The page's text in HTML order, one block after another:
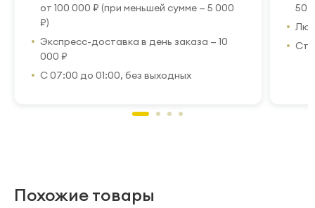
от 100 000 ₽ (при меньшей сумме — 5 000
₽)
Экспресс-доставка в день заказа — 10
000 ₽
С 07:00 до 01:00, без выходных
50
Похожие товары